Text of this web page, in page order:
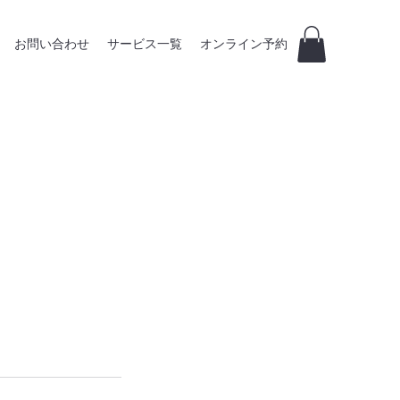
お問い合わせ サービス一覧 オンライン予約